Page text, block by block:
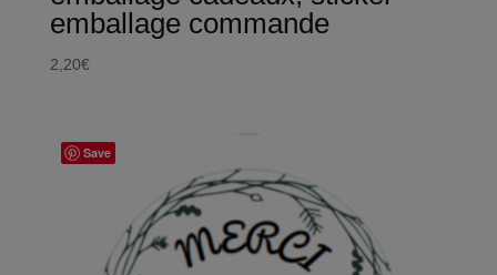
emballage commande
2,20€
Save